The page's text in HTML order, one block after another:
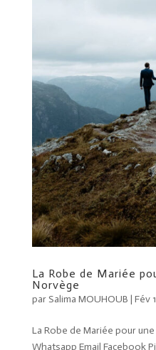
La Robe de Mariée
Norvège
par Salima MOUHOUB | Fév
La Robe de Mariée pour
Whatsapp Email Facebook